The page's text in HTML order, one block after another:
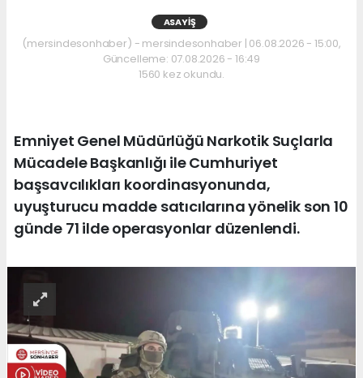
ASAYIŞ
(mersindesonhaber) - mersindesonhaber | 06.08.2026 - 15:00,
Güncelleme: 07.08.2026 - 16:49
1560 kez okundu.
Emniyet Genel Müdürlüğü Narkotik Suçlarla
Mücadele Başkanlığı ile Cumhuriyet
başsavcılıkları koordinasyonunda,
uyuşturucu madde satıcılarına yönelik son 10
günde 71 ilde operasyonlar düzenlendi.